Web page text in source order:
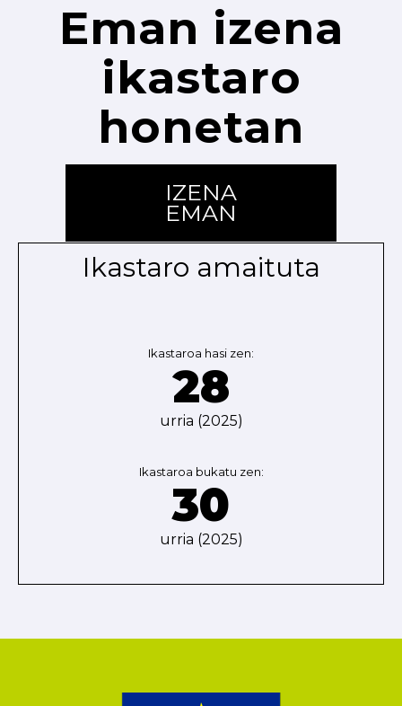
Eman izena
ikastaro
honetan
IZENA
EMAN
Ikastaro amaituta
Ikastaroa hasi zen:
28
urria (2025)
Ikastaroa bukatu zen:
30
urria (2025)